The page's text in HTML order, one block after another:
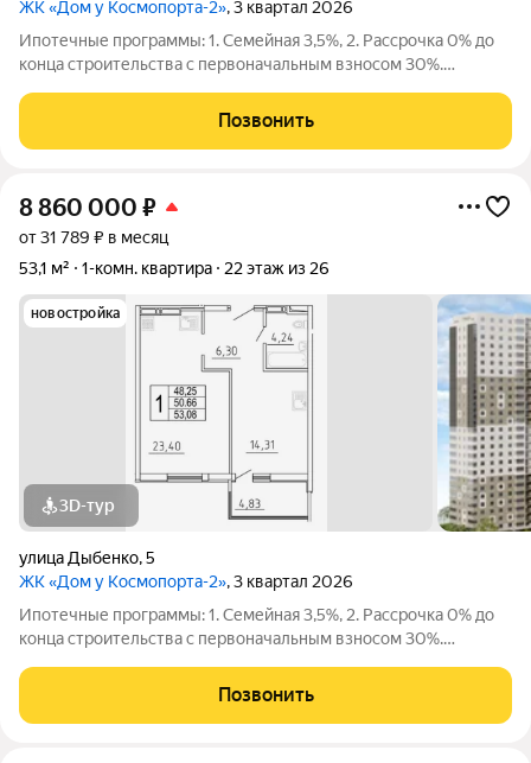
ЖК «Дом у Космопорта-2», 3 квартал 2026
Ипотечные программы: 1. Семейная 3,5%, 2. Рассрочка 0% до
конца строительства с первоначальным взносом 30%.
комплексе «Дом у Космопорта 2»;. ЖК «Дом у Космопорта 2»
располагается в географическом
Позвонить
8 860 000 ₽
от 31 789 ₽ в месяц
53,1 м²
1-комн. квартира 22 этаж из 26
новостройка
3D-тур
улица Дыбенко,5
ЖК «Дом у Космопорта-2», 3 квартал 2026
Ипотечные программы: 1. Семейная 3,5%, 2. Рассрочка 0% до
конца строительства с первоначальным взносом 30%.
комплексе «Дом у Космопорта 2»;. ЖК «Дом у Космопорта 2»
располагается в географическом
Позвонить